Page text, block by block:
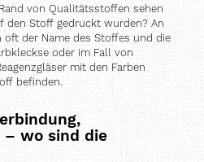
von Qualitätsstoffen sehen
den Stoff gedruckt wurden? An
der Name des Stoffes und die
oder im Fall von
mit den Farben
befinden.
– wo sind die